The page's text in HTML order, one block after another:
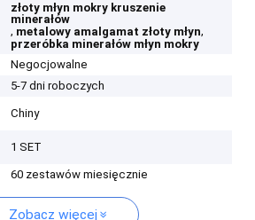
złoty młyn mokry kruszenie
minerałów
, metalowy amalgamat złoty młyn,
przeróbka minerałów młyn mokry
Negocjowalne
5-7 dni roboczych
Chiny
1 SET
60 zestawów miesięcznie
Zobacz więcej